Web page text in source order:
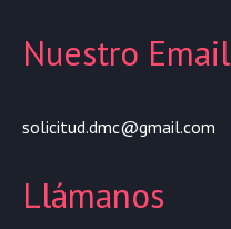
Nuestro Email
solicitud.dmc@gmail.com
Llámanos